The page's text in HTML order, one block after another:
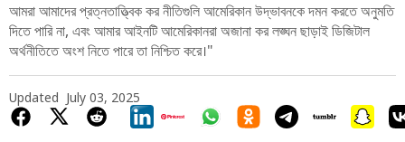
আমরা আমাদের প্রত্নতাত্ত্বিক কর নীতিগুলি আমেরিকান উদ্ভাবনকে দমন করতে অনুমতি
দিতে পারি না, এবং আমার আইনটি আমেরিকানরা অজানা কর লঙ্ঘন ছাড়াই ডিজিটাল
অর্থনীতিতে অংশ নিতে পারে তা নিশ্চিত করে।"
Updated July 03, 2025